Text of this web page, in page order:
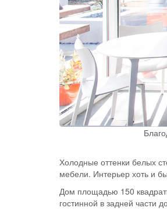
Холодные оттенки белых
мебели. Интерьер хоть и
Дом площадью 150
гостинной в задней части